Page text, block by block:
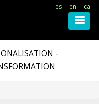
-
es en ca